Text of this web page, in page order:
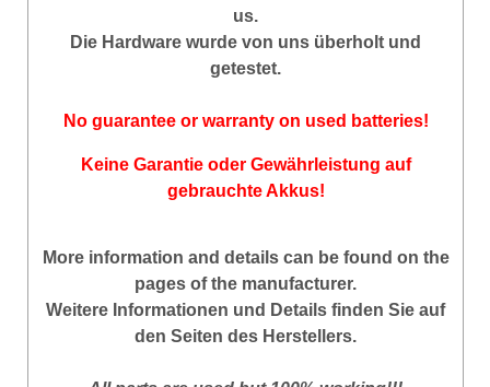
us.
Die Hardware wurde von uns überholt und
getestet.
No guarantee or warranty on used batteries!
Keine Garantie oder Gewährleistung auf
gebrauchte Akkus!
More information and details can be found on the
pages of the manufacturer.
Weitere Informationen und Details finden Sie auf
den Seiten des Herstellers.